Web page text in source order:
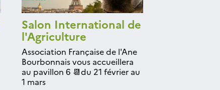
Salon International de
l'Agriculture
Association Française de l'Ane
Bourbonnais vous accueillera
au pavillon 6 📆du 21 février au
1 mars